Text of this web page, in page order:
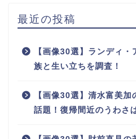
最近の投稿
【画像30選】ランディ
族と生い立ちを調査！
【画像30選】清水富美
話題！復帰間近のうわさ